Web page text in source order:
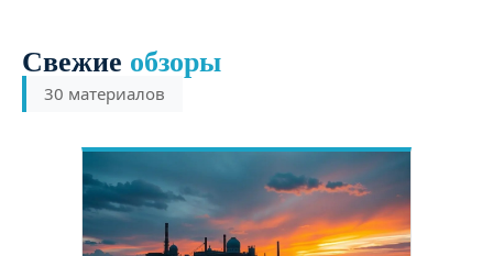
Свежие обзоры
30 материалов